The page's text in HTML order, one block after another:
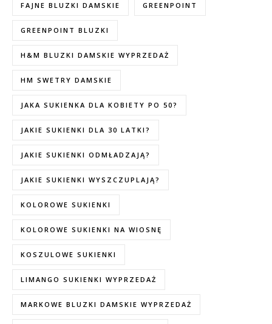
FAJNE BLUZKI DAMSKIE GREENPOINT
GREENPOINT BLUZKI
H&M BLUZKI DAMSKIE WYPRZEDAŻ
HM SWETRY DAMSKIE
JAKA SUKIENKA DLA KOBIETY PO 50?
JAKIE SUKIENKI DLA 30 LATKI?
JAKIE SUKIENKI ODMŁADZAJĄ?
JAKIE SUKIENKI WYSZCZUPLAJĄ?
KOLOROWE SUKIENKI
KOLOROWE SUKIENKI NA WIOSNĘ
KOSZULOWE SUKIENKI
LIMANGO SUKIENKI WYPRZEDAŻ
MARKOWE BLUZKI DAMSKIE WYPRZEDAŻ